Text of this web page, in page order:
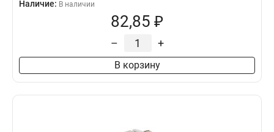
Наличие: В наличии
82,85 ₽
– +
В корзину